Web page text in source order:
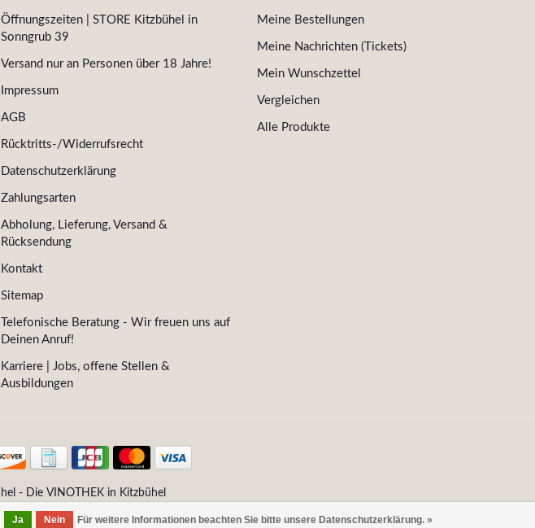
Ja Nein Für weitere Informationen beachten Sie bitte unsere Datenschutzerklärung. »
Öffnungszeiten | STORE Kitzbühel in
Sonngrub 39
Versand nur an Personen über 18 Jahre!
Impressum
AGB
Rücktritts-/Widerrufsrecht
Datenschutzerklärung
Zahlungsarten
Abholung, Lieferung, Versand &
Rücksendung
Kontakt
Sitemap
Telefonische Beratung - Wir freuen uns auf
Deinen Anruf!
Karriere | Jobs, offene Stellen &
Ausbildungen
Meine Bestellungen
Meine Nachrichten (Tickets)
Mein Wunschzettel
Vergleichen
Alle Produkte
- Die VINOTHEK in Kitzbühel